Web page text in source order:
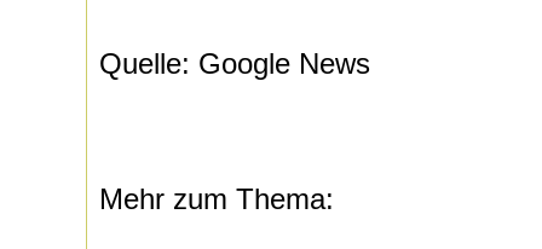
Quelle: Google News
Mehr zum Thema: